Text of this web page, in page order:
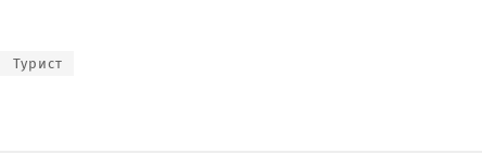
Турист